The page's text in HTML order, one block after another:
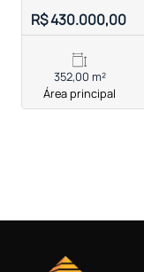
R$ 430.000,00
352,00 m²
Área principal